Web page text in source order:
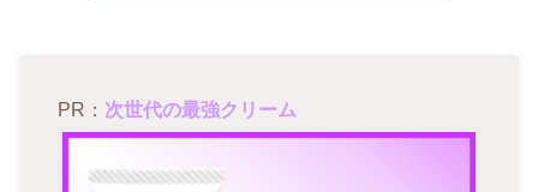
PR： 次世代の最強クリーム